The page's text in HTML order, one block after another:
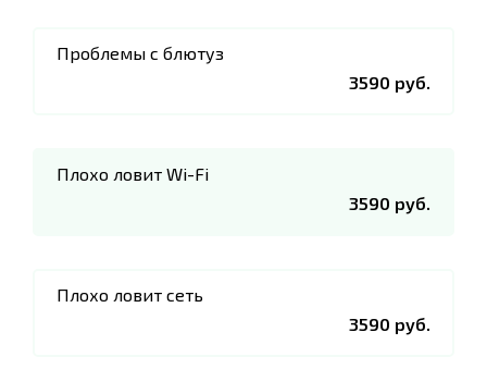
Проблемы с блютуз
3590 руб.
Плохо ловит Wi-Fi
3590 руб.
Плохо ловит сеть
3590 руб.